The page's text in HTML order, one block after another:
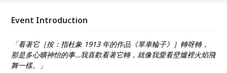
子成為維度的時空器，將杜象回憶中的火焰交錯出非線
Event Introduction
「看著它［按：指杜象 1913 年的作品《單車輪子》］轉呀轉，
那是多心曠神怡的事…我喜歡看著它轉，就像我愛看壁爐裡火焰飛
舞一樣。」